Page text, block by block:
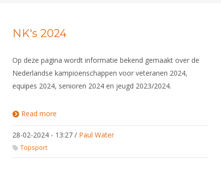
Forums
Maandelijks archief
Website
Gebruiksvoorwaarden
Lidmaatschap
Tarieven
Reglementen
Ledencijfers
Sponsors en Partners
Organisatie
Recreatiesport
Wedstrijdsport
Inschrijven
Nieuws
NK's
Oranje
FBT
Voor de jeugd
Spreekbeurtpakket
Jeugdkampen
Brassardsysteem
Forums
Schermforum
Nieuws
Contact
NK organiseren
NK's 2024
Op deze pagina wordt informatie bekend gemaakt over de
Nederlandse kampioenschappen voor veteranen 2024,
equipes 2024, senioren 2024 en jeugd 2023/2024.
Read more
28-02-2024 - 13:27 / Paul Water
Topsport